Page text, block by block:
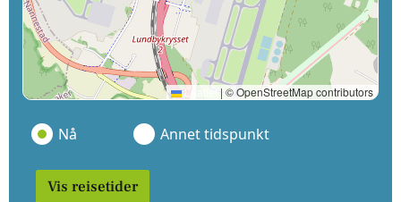
Leaflet | © OpenStreetMap contributors
Nå Annet tidspunkt
Vis reisetider